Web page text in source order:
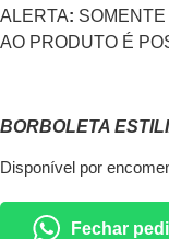
ALERTA:
AO PRODUTO É
BORBOLETA
Disponível por
Fechar